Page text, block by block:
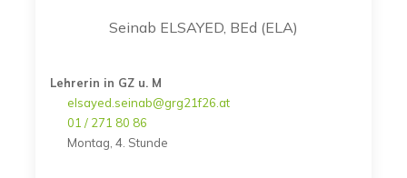
Seinab ELSAYED, BEd (ELA)
Lehrerin in GZ u. M
elsayed.seinab@grg21f26.at
01 / 271 80 86
Montag, 4. Stunde